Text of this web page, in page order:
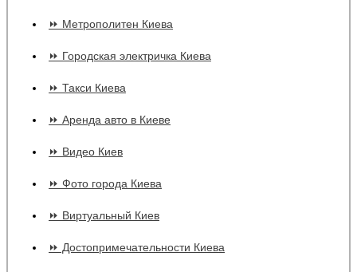
⏩ Метрополитен Киева
⏩ Городская электричка Киева
⏩ Такси Киева
⏩ Аренда авто в Киеве
⏩ Видео Киев
⏩ Фото города Киева
⏩ Виртуальный Киев
⏩ Достопримечательности Киева